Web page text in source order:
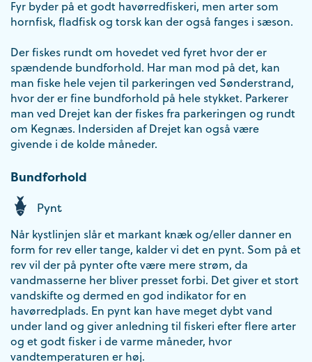
Fyr byder på et godt havørredfiskeri, men arter som
hornfisk, fladfisk og torsk kan der også fanges i sæson.
Der fiskes rundt om hovedet ved fyret hvor der er
spændende bundforhold. Har man mod på det, kan
man fiske hele vejen til parkeringen ved Sønderstrand,
hvor der er fine bundforhold på hele stykket. Parkerer
man ved Drejet kan der fiskes fra parkeringen og rundt
om Kegnæs. Indersiden af Drejet kan også være
givende i de kolde måneder.
Bundforhold
Pynt
Når kystlinjen slår et markant knæk og/eller danner en
form for rev eller tange, kalder vi det en pynt. Som på et
rev vil der på pynter ofte være mere strøm, da
vandmasserne her bliver presset forbi. Det giver et stort
vandskifte og dermed en god indikator for en
havørredplads. En pynt kan have meget dybt vand
under land og giver anledning til fiskeri efter flere arter
og et godt fisker i de varme måneder, hvor
vandtemperaturen er høj.